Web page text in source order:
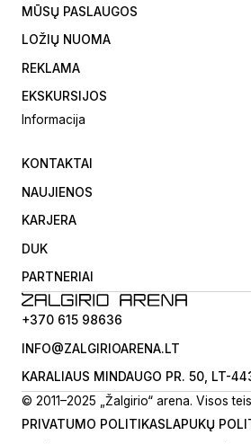
MŪSŲ PASLAUGOS
LOŽIŲ NUOMA
REKLAMA
EKSKURSIJOS
Informacija
KONTAKTAI
NAUJIENOS
KARJERA
DUK
PARTNERIAI
+370 615 98636
INFO@ZALGIRIOARENA.LT
KARALIAUS MINDAUGO PR. 50, LT-
© 2011–2025 „Žalgirio“ arena. Visos
PRIVATUMO POLITIKASLAPUKŲ